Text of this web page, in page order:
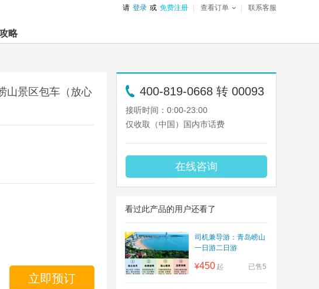
请 登录 或 免费注册 查看订单 联系客服
略
山景区包车（放心
立即预订
400-819-0668 转 00093
接听时间：0:00-23:00
仅收取（中国）国内市话费
在线咨询
看过此产品的用户还看了
司机兼导游：青岛崂山
一日游二日游
已售5
¥450 起